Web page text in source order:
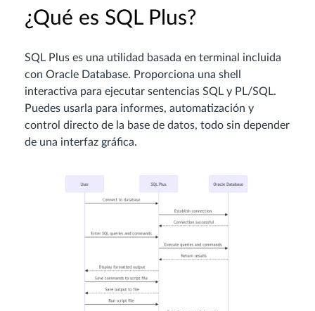
¿Qué es SQL Plus?
SQL Plus es una utilidad basada en terminal incluida
con Oracle Database. Proporciona una shell
interactiva para ejecutar sentencias SQL y PL/SQL.
Puedes usarla para informes, automatización y
control directo de la base de datos, todo sin depender
de una interfaz gráfica.